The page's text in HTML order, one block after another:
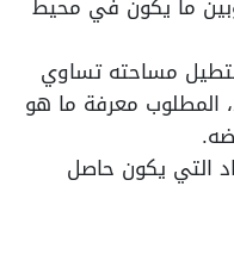
مساحته تساوي
32 وعندما يكون محيطه 24، المطلوب معرفة ما هو
التي يكون حاصل